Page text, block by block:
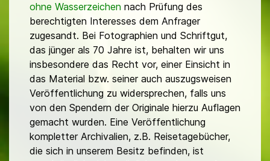
ohne Wasserzeichen nach Prüfung des
berechtigten Interesses dem Anfrager
zugesandt. Bei Fotographien und Schriftgut,
das jünger als 70 Jahre ist, behalten wir uns
insbesondere das Recht vor, einer Einsicht in
das Material bzw. seiner auch auszugsweisen
Veröffentlichung zu widersprechen, falls uns
von den Spendern der Originale hierzu Auflagen
gemacht wurden. Eine Veröffentlichung
kompletter Archivalien, z.B. Reisetagebücher,
die sich in unserem Besitz befinden, ist